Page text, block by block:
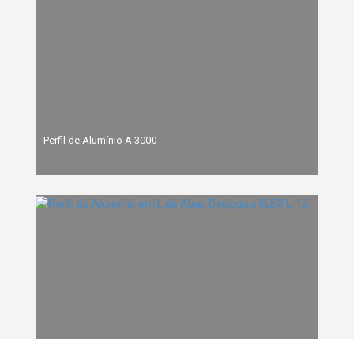
Perfil de Alumínio A 3000